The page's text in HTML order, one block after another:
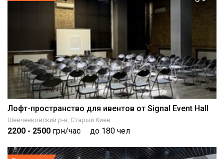
Лофт-пространство для ивентов от Signal Event Hall
Шевченковский р-н, Старый Киев
2200 - 2500 грн/час до 180 чел